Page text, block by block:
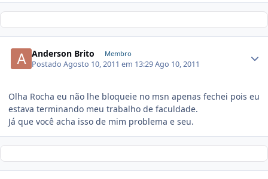
Anderson Brito Membro
PostadoAgosto 10, 2011 em 13:29Ago 10, 2011
Olha Rocha eu não lhe bloqueie no msn apenas fechei pois eu
estava terminando meu trabalho de faculdade.
Já que você acha isso de mim problema e seu.